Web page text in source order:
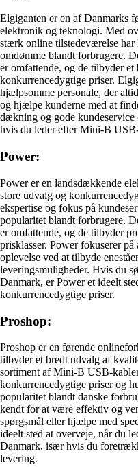
Elgiganten er en af Danmarks
elektronik og teknologi. Med
stærk online tilstedeværelse
omdømme blandt forbrugere.
er omfattende, og de tilbyder
konkurrencedygtige priser.
hjælpsomme personale, der
og hjælpe kunderne med at
dækning og gode kundeservice
hvis du leder efter Mini-B
Power:
Power er en landsdækkende
store udvalg og
ekspertise og fokus på
popularitet blandt forbrugere.
er omfattende, og de tilbyder
prisklasser. Power fokuserer
oplevelse ved at tilbyde
leveringsmuligheder. Hvis du
Danmark, er Power et ideelt
konkurrencedygtige priser.
Proshop:
Proshop er en førende
tilbyder et bredt udvalg af
sortiment af Mini-B USB-
konkurrencedygtige priser og
popularitet blandt danske
kendt for at være effektiv og
spørgsmål eller hjælpe med
ideelt sted at overveje, når du
Danmark, især hvis du
levering.